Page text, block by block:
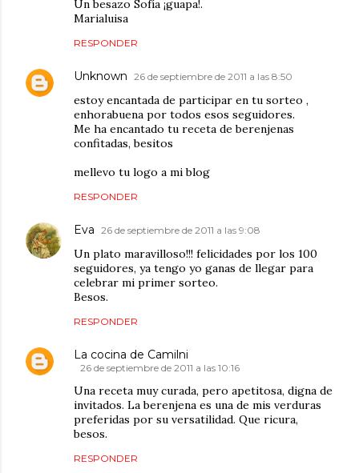
Un besazo Sofía ¡guapa!.
Marialuisa
RESPONDER
Unknown 26 de septiembre de 2011 a las 8:50
estoy encantada de participar en tu sorteo ,
enhorabuena por todos esos seguidores.
Me ha encantado tu receta de berenjenas
confitadas, besitos
mellevo tu logo a mi blog
RESPONDER
Eva 26 de septiembre de 2011 a las 9:08
Un plato maravilloso!!! felicidades por los 100
seguidores, ya tengo yo ganas de llegar para
celebrar mi primer sorteo.
Besos.
RESPONDER
La cocina de Camilni
26 de septiembre de 2011 a las 10:16
Una receta muy curada, pero apetitosa, digna de
invitados. La berenjena es una de mis verduras
preferidas por su versatilidad. Que ricura,
besos.
RESPONDER